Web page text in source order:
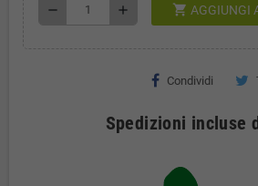
remove add shopping_cart AGGIUNGI
Condividi
Spedizioni incluse